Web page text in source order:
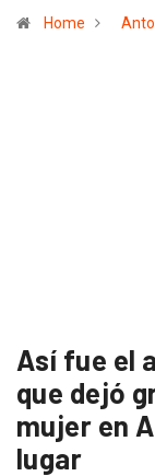
Home
Así fue el
que dejó
mujer en
lugar